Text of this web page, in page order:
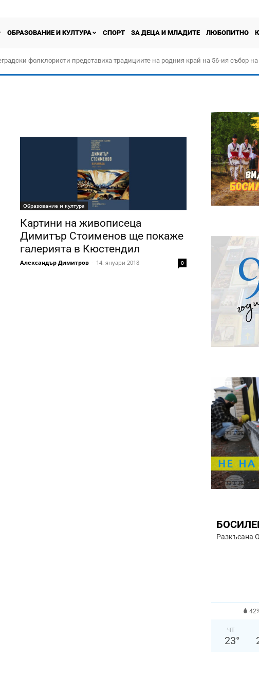
ОБРАЗОВАНИЕ И КУЛТУРА СПОРТ ЗА ДЕЦА И МЛАДИТЕ ЛЮБОПИТНО
фолклористи представиха традициите на родния край на 56-ия събор
„Прођох Левач, прођох Шумадију“
Образование и култура
Картини на живописеца
Димитър Стоименов ще покаже
галерията в Кюстендил
Александър Димитров - 14. януари 2018 0
Разкъсана
ЧТ
23°